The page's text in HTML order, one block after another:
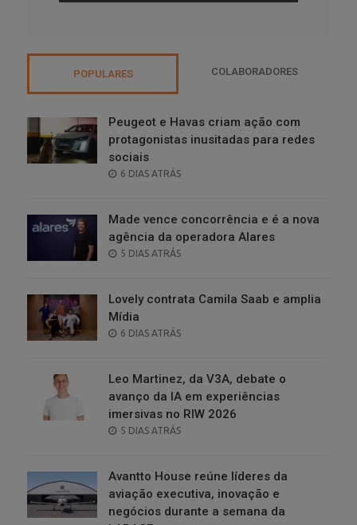
POPULARES COLABORADORES
Peugeot e Havas criam ação com
protagonistas inusitadas para redes
sociais
POSTED
6 DIAS ATRÁS
Made vence concorrência e é a nova
agência da operadora Alares
POSTED
5 DIAS ATRÁS
Lovely contrata Camila Saab e amplia
Mídia
POSTED
6 DIAS ATRÁS
Leo Martinez, da V3A, debate o
avanço da IA em experiências
imersivas no RIW 2026
POSTED
5 DIAS ATRÁS
Avantto House reúne líderes da
aviação executiva, inovação e
negócios durante a semana da